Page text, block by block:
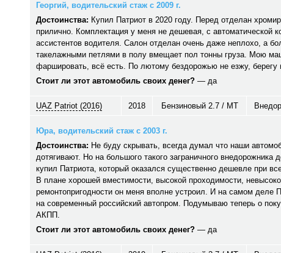
Георгий, водительский стаж с 2009 г.
Достоинства: Купил Патриот в 2020 году. Перед отделан
прилично. Комплектация у меня не дешевая, с автоматической
ассистентов водителя. Салон отделан очень даже неплохо, а
такелажными петлями в полу вмещает пол тонны груза. Мою
фаршировать, всё есть. По лютому бездорожью не езжу, берегу
Стоит ли этот автомобиль своих денег? — да
UAZ Patriot (2016) 2018 Бензиновый 2.7 / MT
Юра, водительский стаж с 2003 г.
Достоинства: Не буду скрывать, всегда думал что наши
дотягивают. Но на большого такого заграничного внедорожника
купил Патриота, который оказался существенно дешевле при
В плане хорошей вместимости, высокой проходимости,
ремонтопригодности он меня вполне устроил. И на самом деле
на современный российский автопром. Подумываю теперь о
АКПП.
Стоит ли этот автомобиль своих денег? — да